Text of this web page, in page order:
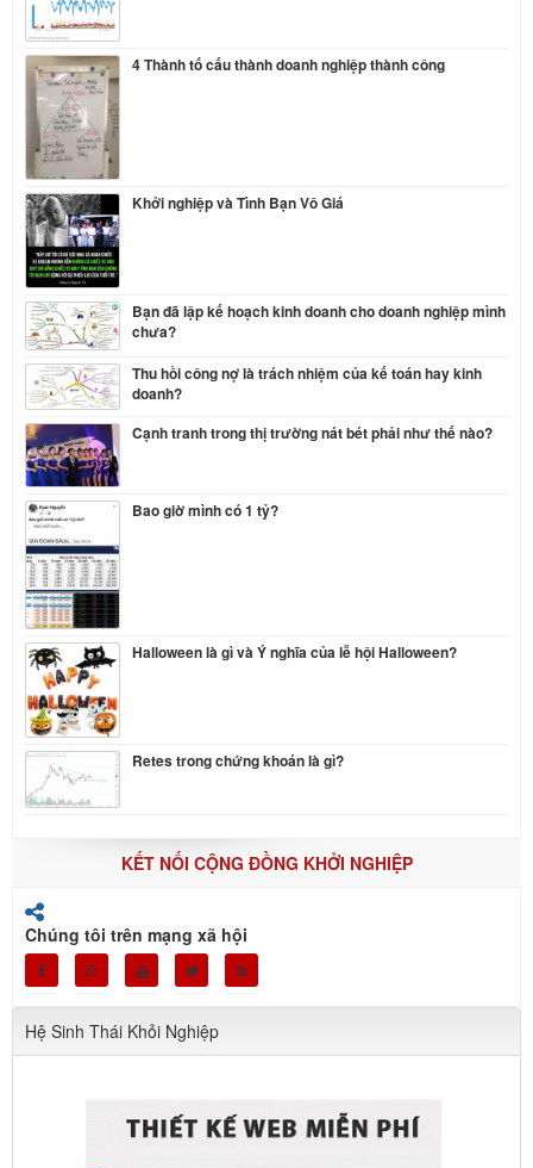
4 Thành tố cấu thành doanh nghiệp thành công
Khởi nghiệp và Tình Bạn Vô Giá
Bạn đã lập kế hoạch kinh doanh cho doanh nghiệp mình
chưa?
Thu hồi công nợ là trách nhiệm của kế toán hay kinh
doanh?
Cạnh tranh trong thị trường nát bét phải như thế nào?
Bao giờ mình có 1 tỷ?
Halloween là gì và Ý nghĩa của lễ hội Halloween?
Retes trong chứng khoán là gì?
KẾT NỐI CỘNG ĐỒNG KHỞI NGHIỆP
Chúng tôi trên mạng xã hội
Hệ Sinh Thái Khỏi Nghiệp